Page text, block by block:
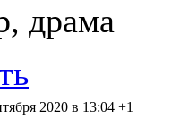
драма
2020 в 13:04 +1